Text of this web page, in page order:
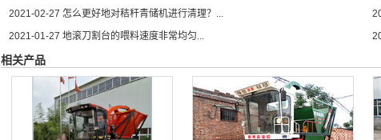
2021-02-27 怎么更好地对秸秆青储机进行清理？...
2021-01-27 地滚刀割台的喂料速度非常均匀...
相关产品